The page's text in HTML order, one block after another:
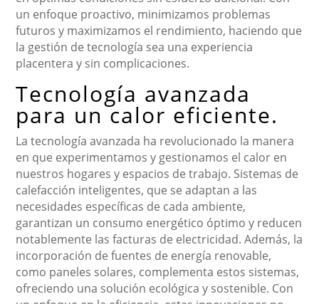
un enfoque proactivo, minimizamos problemas
futuros y maximizamos el rendimiento, haciendo que
la gestión de tecnología sea una experiencia
placentera y sin complicaciones.
Tecnología avanzada
para un calor eficiente.
La tecnología avanzada ha revolucionado la manera
en que experimentamos y gestionamos el calor en
nuestros hogares y espacios de trabajo. Sistemas de
calefacción inteligentes, que se adaptan a las
necesidades específicas de cada ambiente,
garantizan un consumo energético óptimo y reducen
notablemente las facturas de electricidad. Además, la
incorporación de fuentes de energía renovable,
como paneles solares, complementa estos sistemas,
ofreciendo una solución ecológica y sostenible. Con